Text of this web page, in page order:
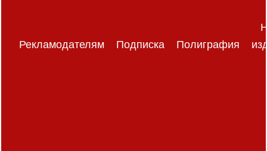
Рекламодателям Подписка Полиграфия